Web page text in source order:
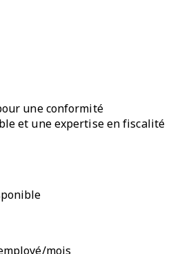
une conformité
et une expertise en fiscalité
mois